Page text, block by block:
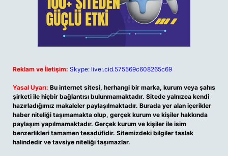
Reklam ve İletişim: Skype: live:.cid.575569c608265c69
Yasal Uyarı: Bu internet sitesi, herhangi bir marka, kurum veya şahıs
şirketi ile hiçbir bağlantısı bulunmamaktadır. Sitede yalnızca kendi
hazırladığımız makaleler paylaşılmaktadır. Burada yer alan içerikler
haber niteliği taşımamakta olup, gerçek kurum ve kişiler hakkında
paylaşım yapılmamaktadır. Gerçek kurum ve kişiler ile isim
benzerlikleri tamamen tesadüfidir. Sitemizdeki bilgiler taslak
halindedir ve tavsiye niteliği taşımazlar.